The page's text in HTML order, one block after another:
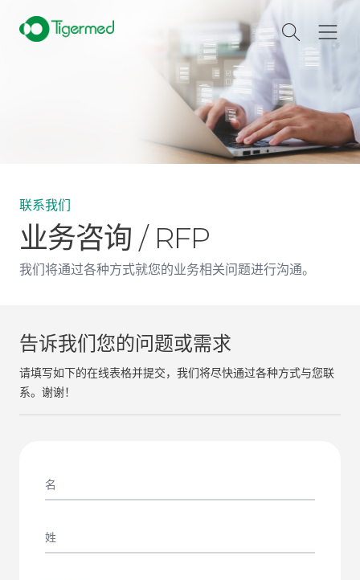
联系我们
业务咨询 / RFP
我们将通过各种方式就您的业务相关问题进行沟通。
告诉我们您的问题或需求
请填写如下的在线表格并提交，我们将尽快通过各种方式与您联
系。谢谢！
名
姓